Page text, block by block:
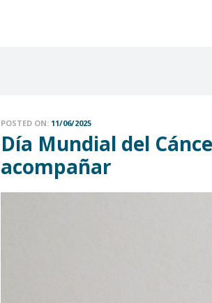
POSTED ON: 11/06/2025
Día Mundial del
acompañar